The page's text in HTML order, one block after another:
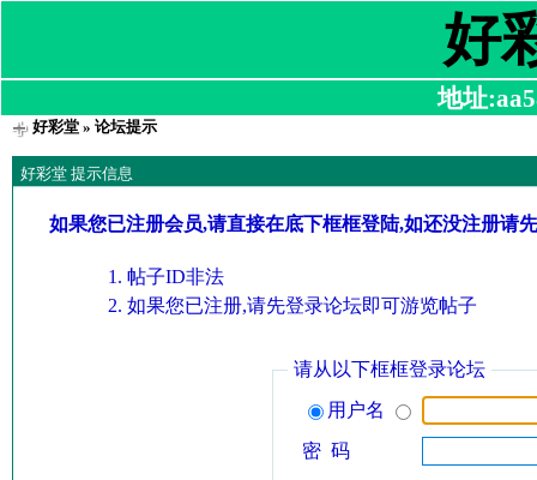
好
地址
好彩堂» 论坛提示
好彩堂 提示信息
如果您已注册会员,请直接在底下框框登陆,如还没注册请
帖子ID非法
如果您已注册,请先登录论坛即可游览帖子
请从以下框框登录论坛
用户名
密 码